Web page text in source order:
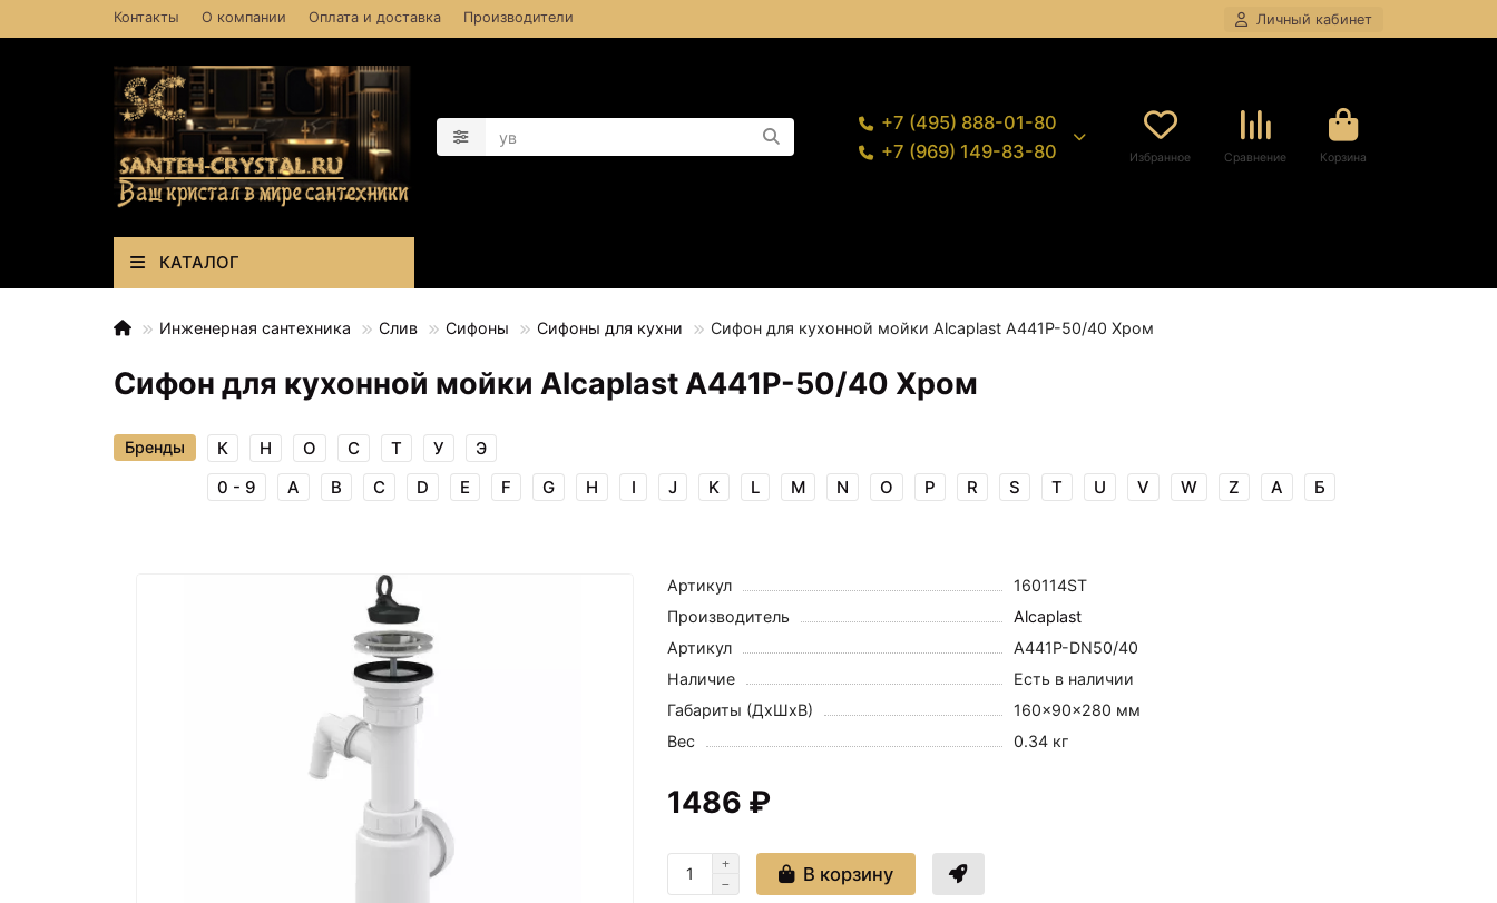
Контакты О компании Оплата и доставка Производители Личный кабинет
+7 (495) 888-01-80
+7 (969) 149-83-80
Избранное Сравнение Корзина
КАТАЛОГ
Инженерная сантехника Слив Сифоны Сифоны для кухни Сифон для кухонной мойки Alcaplast A441P-50/40 Хром
Сифон для кухонной мойки Alcaplast A441P-50/40 Хром
Бренды
0 - 9 A B C D E F G H I J K L M N O P R S T U V W Z А Б
К Н О С Т У Э
Артикул
160114ST
Производитель
Alcaplast
Артикул
A441P-DN50/40
Наличие
Есть в наличии
Габариты (ДхШхВ)
160×90×280 мм
Вес
0.34 кг
1486 ₽
В корзину